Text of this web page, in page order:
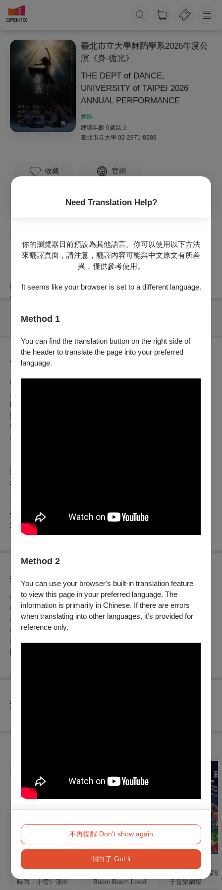
Need Translation Help?
你的瀏覽器目前預設為其他語言。你可以使用以下方法
來翻譯頁面，請注意，翻譯內容可能與中文原文有所差
異，僅供參考使用。
It seems like your browser is set to a different language.
Method 1
You can find the translation button on the right side of
the header to translate the page into your preferred
language.
Method 2
You can use your browser's built-in translation feature
to view this page in your preferred language. The
information is primarily in Chinese. If there are errors
when translating into other languages, it’s provided for
reference only.
不再提醒 Don't show again
明白了 Got it
臺北市立大學舞蹈學系2026年度公
演《身‧循光》
THE DEPT of DANCE,
UNIVERSITY of TAIPEI 2026
ANNUAL PERFORMANCE
舞蹈
建議年齡 6歲以上
臺北市立大學 02-2871-8288
收藏 官網
蕭君玲
購票資訊 節目介紹 折扣方案 重要須知
節目介紹
循著微光的軌跡前行，
身體在明與暗之間緩緩甦醒，
呼吸牽引著時間的流向，
舞動如光，層層回返於無聲之中，
我們在每一次凝視裡，
看見自身的來處，也悄然望向去向。
與光影、音樂、空間交織，引領感知緩緩展開。「光」在此既
是方向，也是提問，帶領觀眾走進內在與外在交會的片刻。每
一段舞作都是一次回返的旅程，映照生命中反覆出現的選擇、
迷惘與重生。在變動不息的時代裡，我們試著回到最真實的感
受，循著微光，重新理解自己、彼此，以及與
深刻的連結。
折扣方案
◎團體票(20張以上)享8折優惠。(限300元、500元區)
◎三劇頭聯名卡一相劇卡9折優惠
◎臺北市政府退休公教人員9折優惠。
◎65歲以上年長者購票可享5折優惠，入場時請出示證件。
◎身心障礙人士及陪同者1名購票5折優待，入場時應出示身心
退換須知
時尚：小雪》演出
戲劇
Boom Boom Love!》
《時空玫瑰》富
子音樂劇場